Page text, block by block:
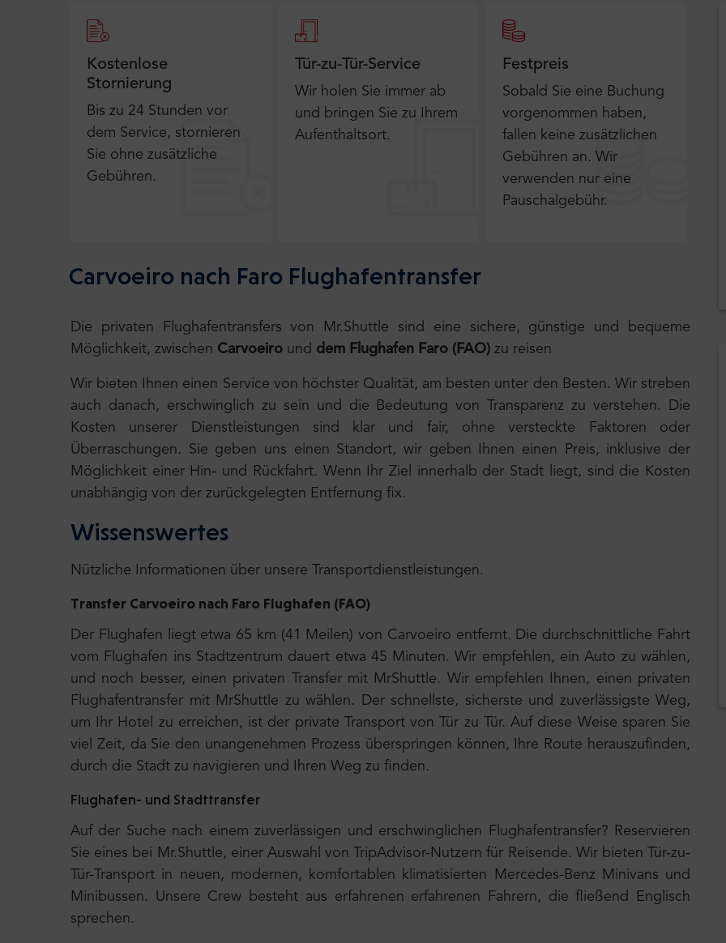
Kostenlose
Stornierung
Bis zu 24 Stunden vor
dem Service, stornieren
Sie ohne zusätzliche
Gebühren.
Tür-zu-Tür-Service
Wir holen Sie immer ab
und bringen Sie zu Ihrem
Aufenthaltsort.
Festpreis
Sobald Sie eine Buchung
vorgenommen haben,
fallen keine zusätzlichen
Gebühren an. Wir
verwenden nur eine
Pauschalgebühr.
Carvoeiro nach Faro Flughafentransfer
Die privaten Flughafentransfers von Mr.Shuttle sind eine sichere, günstige und bequeme
Möglichkeit, zwischen Carvoeiro und dem Flughafen Faro (FAO) zu reisen
Wir bieten Ihnen einen Service von höchster Qualität, am besten unter den Besten. Wir streben
auch danach, erschwinglich zu sein und die Bedeutung von Transparenz zu verstehen. Die
Kosten unserer Dienstleistungen sind klar und fair, ohne versteckte Faktoren oder
Überraschungen. Sie geben uns einen Standort, wir geben Ihnen einen Preis, inklusive der
Möglichkeit einer Hin- und Rückfahrt. Wenn Ihr Ziel innerhalb der Stadt liegt, sind die Kosten
unabhängig von der zurückgelegten Entfernung fix.
Wissenswertes
Nützliche Informationen über unsere Transportdienstleistungen.
Transfer Carvoeiro nach Faro Flughafen (FAO)
Der Flughafen liegt etwa 65 km (41 Meilen) von Carvoeiro entfernt. Die durchschnittliche Fahrt
vom Flughafen ins Stadtzentrum dauert etwa 45 Minuten. Wir empfehlen, ein Auto zu wählen,
und noch besser, einen privaten Transfer mit MrShuttle. Wir empfehlen Ihnen, einen privaten
Flughafentransfer mit MrShuttle zu wählen. Der schnellste, sicherste und zuverlässigste Weg,
um Ihr Hotel zu erreichen, ist der private Transport von Tür zu Tür. Auf diese Weise sparen Sie
viel Zeit, da Sie den unangenehmen Prozess überspringen können, Ihre Route herauszufinden,
durch die Stadt zu navigieren und Ihren Weg zu finden.
Flughafen- und Stadttransfer
Auf der Suche nach einem zuverlässigen und erschwinglichen Flughafentransfer? Reservieren
Sie eines bei Mr.Shuttle, einer Auswahl von TripAdvisor-Nutzern für Reisende. Wir bieten Tür-zu-
Tür-Transport in neuen, modernen, komfortablen klimatisierten Mercedes-Benz Minivans und
Minibussen. Unsere Crew besteht aus erfahrenen erfahrenen Fahrern, die fließend Englisch
sprechen.